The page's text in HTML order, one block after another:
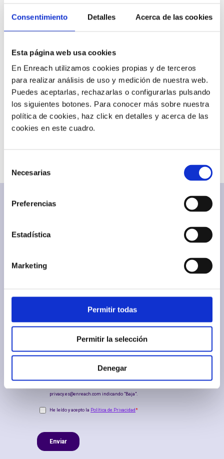
Consentimiento Detalles Acerca de las cookies
Esta página web usa cookies
En Enreach utilizamos cookies propias y de terceros
para realizar análisis de uso y medición de nuestra web.
Puedes aceptarlas, rechazarlas o configurarlas pulsando
los siguientes botones. Para conocer más sobre nuestra
política de cookies, haz click en detalles y acerca de las
cookies en este cuadro.
Necesarias
Preferencias
Estadística
Marketing
Permitir todas
Permitir la selección
Denegar
BLOG
Atención al cliente
Otros
Sistemas de telefonía empresarial
Ventas & Marketing